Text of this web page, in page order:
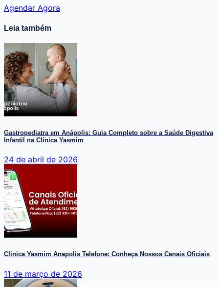
Agendar Agora
Leia também
Gastropediatra em Anápolis: Guia Completo sobre a Saúde Digestiva
Infantil na Clínica Yasmim
24 de abril de 2026
Clinica Yasmim Anapolis Telefone: Conheça Nossos Canais Oficiais
11 de março de 2026